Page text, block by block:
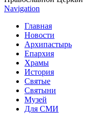
Navigation
Главная
Новости
Архипастырь
Епархия
Храмы
История
Святые
Святыни
Музей
Для СМИ